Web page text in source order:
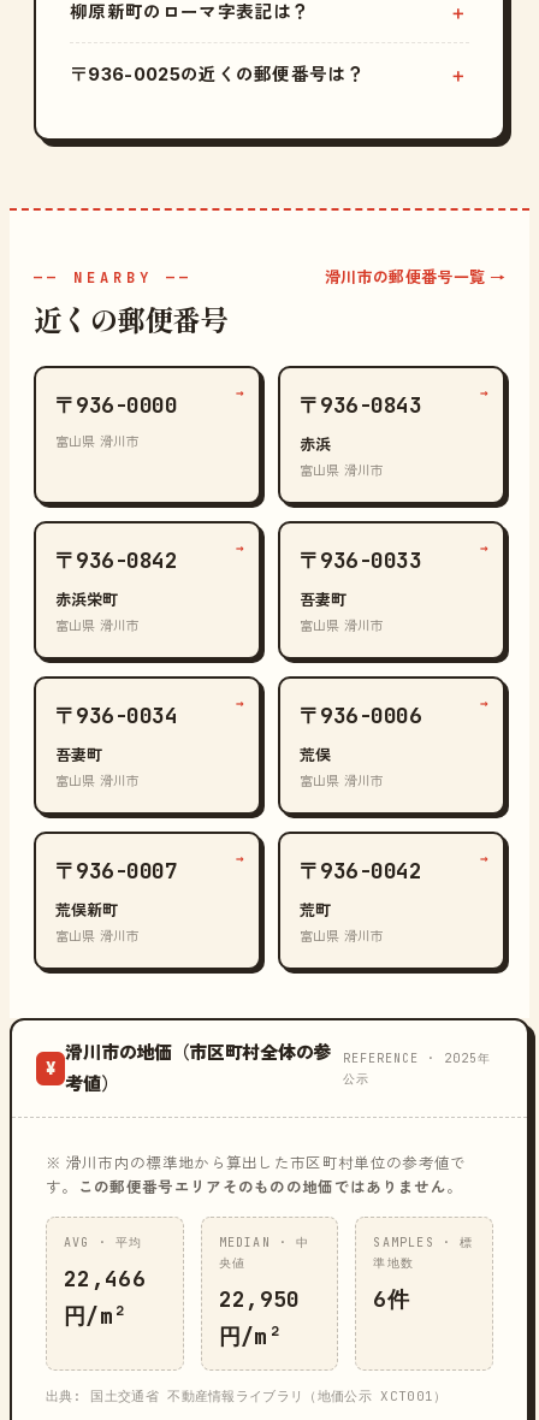
柳原新町のローマ字表記は？
〒936-0025の近くの郵便番号は？
—— NEARBY ——
近くの郵便番号
滑川市の郵便番号一覧 →
〒936-0000
富山県 滑川市
→ 〒936-0843
赤浜
富山県 滑川市
→
〒936-0842
赤浜栄町
富山県 滑川市
→ 〒936-0033
吾妻町
富山県 滑川市
→
〒936-0034
吾妻町
富山県 滑川市
→ 〒936-0006
荒俣
富山県 滑川市
→
〒936-0007
荒俣新町
富山県 滑川市
→ 〒936-0042
荒町
富山県 滑川市
→
¥
滑川市の地価（市区町村全体の参
考値）
REFERENCE · 2025年
公示
※ 滑川市内の標準地から算出した市区町村単位の参考値で
す。
この郵便番号エリアそのものの地価ではありません。
AVG · 平均
22,466
円/m²
MEDIAN · 中
央値
22,950
円/m²
SAMPLES · 標
準地数
6件
出典: 国土交通省 不動産情報ライブラリ（地価公示 XCT001）